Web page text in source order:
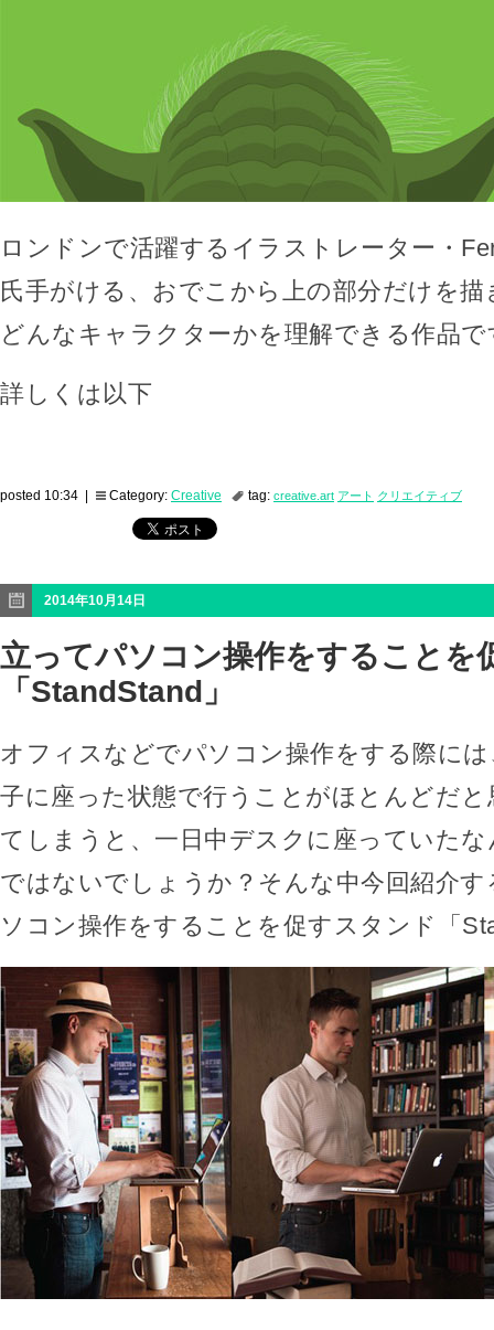
ロンドンで活躍するイラストレーター・
氏手がける、おでこから上の部分だけを
どんなキャラクターかを理解できる作品で
詳しくは以下
posted 10:34 | Category: Creative tag: creative.art アート クリエイティブ
2014年10月14日
立ってパソコン操作をすることを
「StandStand」
オフィスなどでパソコン操作をする際に
子に座った状態で行うことがほとんどだ
てしまうと、一日中デスクに座っていた
ではないでしょうか？そんな中今回紹介
ソコン操作をすることを促すスタンド「